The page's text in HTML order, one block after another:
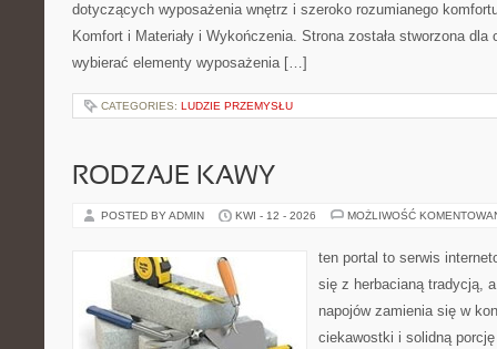
dotyczących wyposażenia wnętrz i szeroko rozumianego
Komfort i Materiały i Wykończenia. Strona została stworzona
wybierać elementy wyposażenia […]
CATEGORIES: LUDZIE PRZEMYSŁU
RODZAJE KAWY
POSTED BY ADMIN KWI - 12 - 2026 MOŻLIWOŚĆ
ten portal to serwis
się z herbacianą tradycją,
napojów zamienia się w
ciekawostki i solidną